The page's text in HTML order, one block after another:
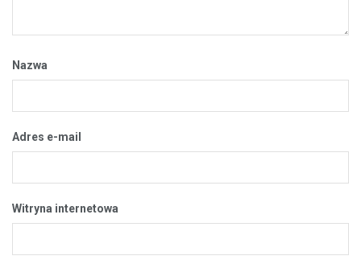
Nazwa
Adres e-mail
Witryna internetowa